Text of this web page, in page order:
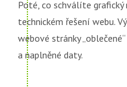
Poté, co schválíte grafický
technickém řešení webu.
webové stránky
a naplněné daty.